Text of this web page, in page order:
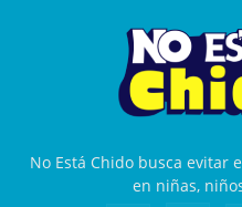
No Está Chido busca evitar
en niñas,